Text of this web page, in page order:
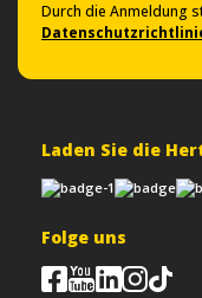
Durch die Anmeldung
Laden Sie die
Folge uns